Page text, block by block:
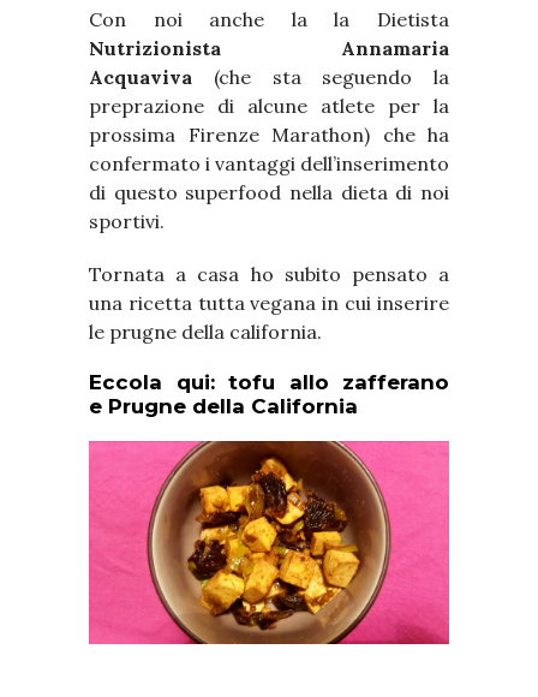
Con noi anche la la Dietista
Nutrizionista
Annamaria
Acquaviva (che sta seguendo la
preprazione di alcune atlete per la
prossima Firenze Marathon) che ha
confermato i vantaggi dell’inserimento
di questo superfood nella dieta di noi
sportivi.
Tornata a casa ho subito pensato a
una ricetta tutta vegana in cui inserire
le prugne della california.
Eccola qui: tofu allo zafferano
e Prugne della California